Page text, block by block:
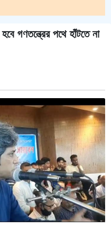
গণতন্ত্রের পথে হাঁটতে না